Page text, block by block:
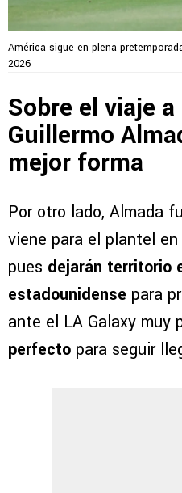
América sigue en plena
2026
Sobre el viaje
Guillermo
mejor forma
Por otro lado, Almada
viene para el plantel
pues dejarán territorio
estadounidense para
ante el LA Galaxy muy
perfecto para seguir